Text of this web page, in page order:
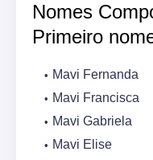
Nomes
Primeiro
Mavi Fernanda
Mavi Francisca
Mavi Gabriela
Mavi Elise